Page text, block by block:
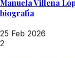
Manuela Villena
biografía
25 Feb 2026
2